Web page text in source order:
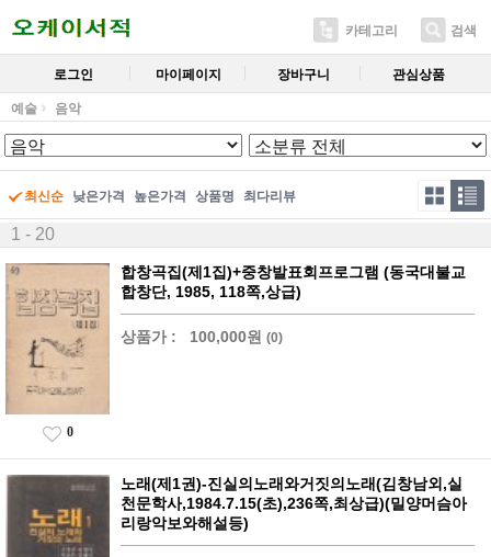
카테고리 검색
로그인 마이페이지 장바구니 관심상품
예술 음악
최신순 낮은가격 높은가격 상품명 최다리뷰
1 - 20
합창곡집(제1집)+중창발표회프로그램 (동국대불교
합창단, 1985, 118쪽,상급)
상품가 : 100,000원 (0)
0
노래(제1권)-진실의노래와거짓의노래(김창남외,실
천문학사,1984.7.15(초),236쪽,최상급)(밀양머슴아
리랑악보와해설등)